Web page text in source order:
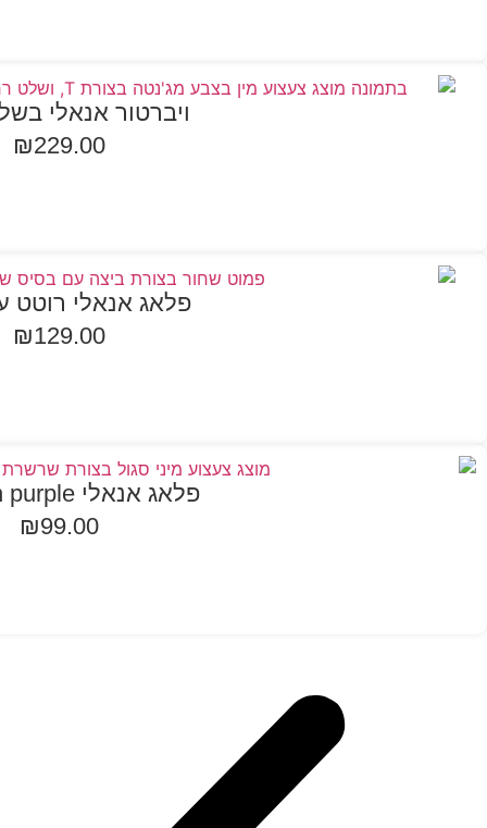
ויברטור אנאלי
₪229.00
פלאג אנאלי
₪129.00
פלאג אנאלי Passion purple
₪99.00